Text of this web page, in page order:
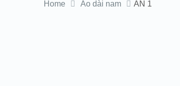
Home Áo dài nam AN 1